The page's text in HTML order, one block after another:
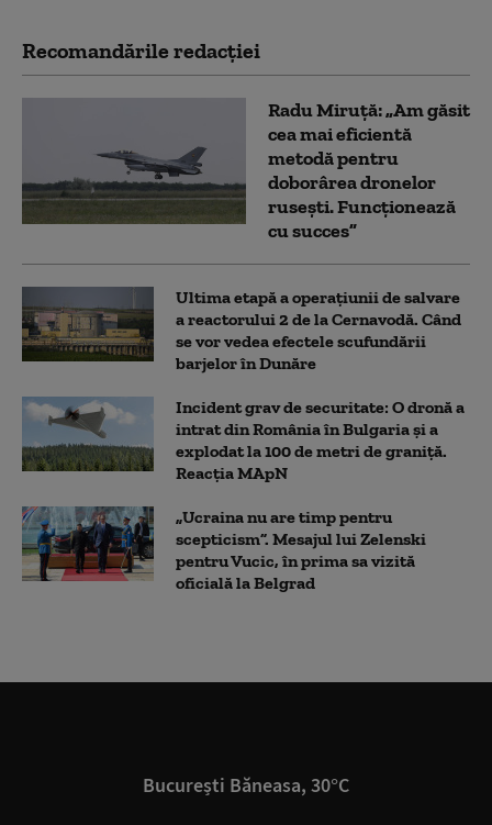
Recomandările redacţiei
Radu Miruță: „Am găsit
cea mai eficientă
metodă pentru
doborârea dronelor
rusești. Funcționează
cu succes”
Ultima etapă a operațiunii de salvare
a reactorului 2 de la Cernavodă. Când
se vor vedea efectele scufundării
barjelor în Dunăre
Incident grav de securitate: O dronă a
intrat din România în Bulgaria şi a
explodat la 100 de metri de graniţă.
Reacția MApN
„Ucraina nu are timp pentru
scepticism”. Mesajul lui Zelenski
pentru Vucic, în prima sa vizită
oficială la Belgrad
București Băneasa, 30°C